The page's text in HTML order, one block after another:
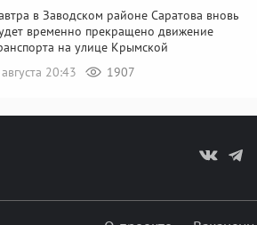
в Заводском районе Саратова вновь
временно прекращено движение
на улице Крымской
20:43
1907